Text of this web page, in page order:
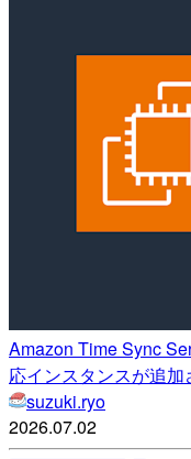
Amazon Time Sync
応インスタンスが追
suzuki.ryo
2026.07.02